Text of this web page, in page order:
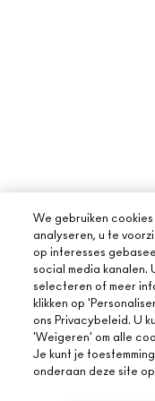
We gebruiken
analyseren, u te
op interesses
social media kanalen.
selecteren of meer
klikken op
ons Privacybeleid. U
'Weigeren' om alle
Je kunt je
onderaan deze site op